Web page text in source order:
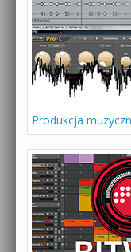
Produkcja